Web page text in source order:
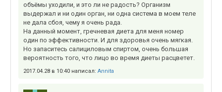
объёмы уходили, и это ли не радость? Организм
выдержал и ни один орган, ни одна система в моем теле
не дала сбоя, чему я очень рада.
На данный момент, гречневая диета для меня номер
один по эффективности. И для здоровья очень мягкая.
Но запаситесь салициловым спиртом, очень большая
вероятность того, что лицо во время диеты расцветет.
2017.04.28 в 10:40 написал: Annita